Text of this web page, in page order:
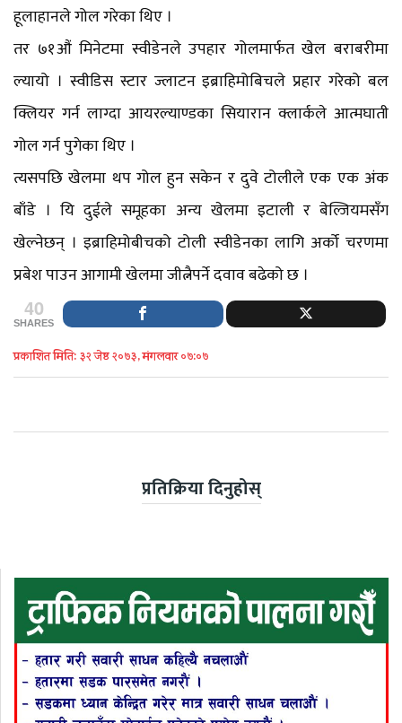
हूलाहानले गोल गरेका थिए ।
तर ७१औं मिनेटमा स्वीडेनले उपहार गोलमार्फत खेल बराबरीमा
ल्यायो । स्वीडिस स्टार ज्लाटन इब्राहिमोबिचले प्रहार गरेको बल
क्लियर गर्न लाग्दा आयरल्याण्डका सियारान क्लार्कले आत्मघाती
गोल गर्न पुगेका थिए ।
त्यसपछि खेलमा थप गोल हुन सकेन र दुवे टोलीले एक एक अंक
बाँडे । यि दुईले समूहका अन्य खेलमा इटाली र बेल्जियमसँग
खेल्नेछन् । इब्राहिमोबीचको टोली स्वीडेनका लागि अर्को चरणमा
प्रबेश पाउन आगामी खेलमा जीत्नैपर्ने दवाव बढेको छ ।
40
SHARES
प्रकाशित मिति: ३२ जेष्ठ २०७३, मंगलवार ०७:०७
प्रतिक्रिया दिनुहोस्